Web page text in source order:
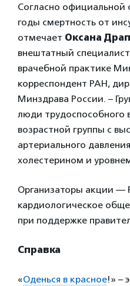
Согласно официальной
годы смертность от
отмечает Оксана
внештатный
врачебной практике
корреспондент РАН,
Минздрава России. –
люди трудоспособного
возрастной группы с
артериального
холестерином и
Организаторы акции —
кардиологическое
при поддержке
Справка
«Оденься в красное!» –